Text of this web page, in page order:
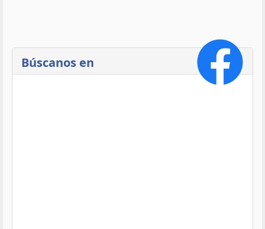
Búscanos en